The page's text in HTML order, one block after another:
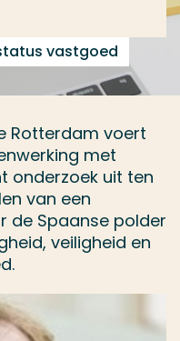
vastgoed
Rotterdam voert
met
onderzoek uit ten
van een
de Spaanse polder
veiligheid en